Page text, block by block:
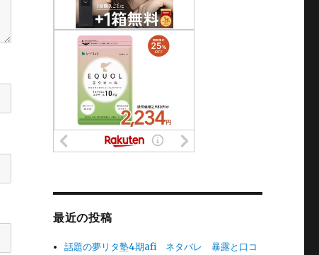
最近の投稿
話題の夢リタ塾4期afi ネタバレ 暴露と口コ